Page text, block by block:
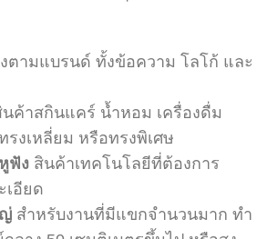
ตามแบรนด์ ทั้งข้อความ โลโก้ และ
นค้าสกินแคร์ น้ำหอม เครื่องดื่ม
งเหลี่ยม หรือทรงพิเศษ
ฟัง สินค้าเทคโนโลยีที่ต้องการ
เอียด
สำหรับงานที่มีแขกจำนวนมาก ทำ